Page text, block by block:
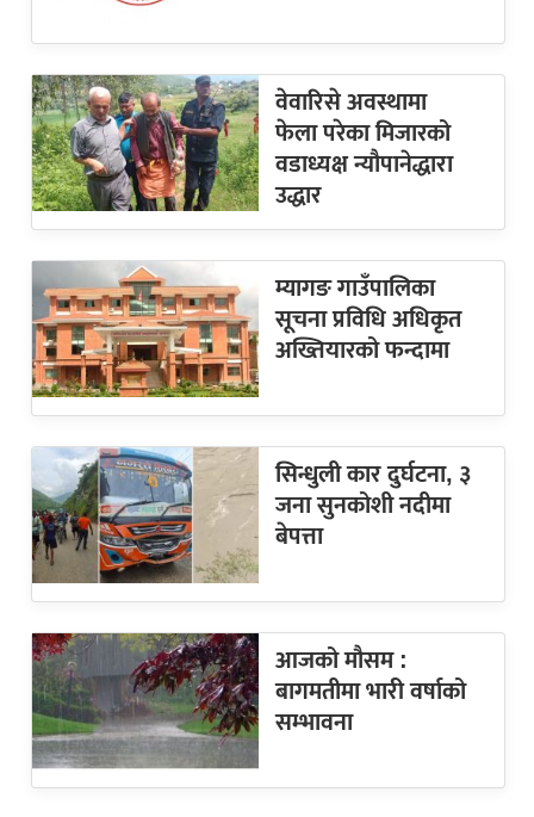
वेवारिसे अवस्थामा
फेला परेका मिजारको
वडाध्यक्ष न्यौपानेद्धारा
उद्धार
म्यागङ गाउँपालिका
सूचना प्रविधि अधिकृत
अख्तियारको फन्दामा
सिन्धुली कार दुर्घटना, ३
जना सुनकोशी नदीमा
बेपत्ता
आजको मौसम :
बागमतीमा भारी वर्षाको
सम्भावना